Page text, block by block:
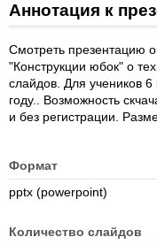
Аннотация к
Смотреть презентацию
"Конструкции юбок" о
слайдов. Для учеников
году.. Возможность
и без регистрации.
Формат
pptx (powerpoint)
Количество слайдов